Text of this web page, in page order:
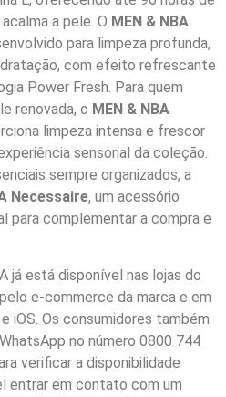
a pele. O MEN & NBA
para limpeza profunda,
com efeito refrescante
Power Fresh. Para quem
renovada, o MEN & NBA
limpeza intensa e frescor
sensorial da coleção.
sempre organizados, a
Necessaire, um acessório
para complementar a compra e
já está disponível nas lojas do
e-commerce da marca e em
iOS. Os consumidores também
no número 0800 744
verificar a disponibilidade
entrar em contato com um